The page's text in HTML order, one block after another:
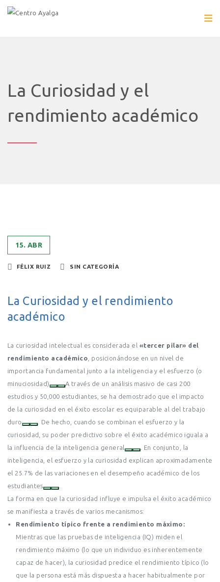
La Curiosidad y el
rendimiento académico
15. ABR
FÉLIX RUIZ SIN CATEGORÍA
La Curiosidad y el rendimiento
académico
La curiosidad intelectual es considerada el «tercer pilar» del
rendimiento académico , posicionándose en un nivel de
importancia fundamental junto a la inteligencia y el esfuerzo (o
minuciosidad)
A través de un análisis masivo de casi 200
estudios y 50,000 estudiantes, se ha demostrado que el impacto
de la curiosidad en el éxito escolar es equiparable al del trabajo
duro
. De hecho, cuando se combinan el esfuerzo y la
curiosidad, su poder predictivo sobre el éxito académico iguala a
la influencia de la inteligencia general
. En conjunto, la
inteligencia, el esfuerzo y la curiosidad explican aproximadamente
el 25.7% de las variaciones en el desempeño académico de los
estudiantes
.
La forma en que la curiosidad influye e impulsa el éxito académico
se manifiesta a través de varios mecanismos:
Rendimiento típico frente a rendimiento máximo:
Mientras que las pruebas de inteligencia (IQ) miden el
rendimiento máximo (lo que un individuo es inherentemente
capaz de hacer), la curiosidad predice el rendimiento típico (lo
que la persona está más dispuesta a hacer habitualmente por